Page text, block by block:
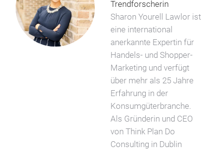
Trendforscherin
Sharon Yourell Lawlor ist
eine international
anerkannte Expertin für
Handels- und Shopper-
Marketing und verfügt
über mehr als 25 Jahre
Erfahrung in der
Konsumgüterbranche.
Als Gründerin und CEO
von Think Plan Do
Consulting in Dublin